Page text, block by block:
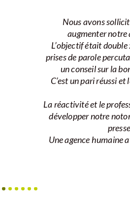
Nous avons
augmenter notre
L’objectif était
prises de parole
un conseil sur la
C’est un pari réussi
La réactivité et le
développer notre
Une agence humaine